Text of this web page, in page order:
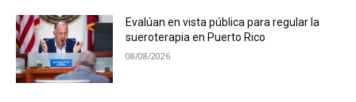
Evalúan en vista pública para regular la
sueroterapia en Puerto Rico
08/08/2026